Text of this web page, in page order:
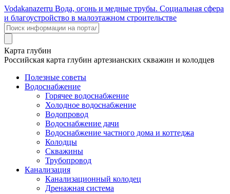
Vodakanazerru Вода, огонь и медные трубы. Социальная сфера
и благоустройство в малоэтажном строительстве
Карта глубин
Российская карта глубин артезианских скважин и колодцев
Полезные советы
Водоснабжение
Горячее водоснабжение
Холодное водоснабжение
Водопровод
Водоснабжение дачи
Водоснабжение частного дома и коттеджа
Колодцы
Скважины
Трубопровод
Канализация
Канализационный колодец
Дренажная система